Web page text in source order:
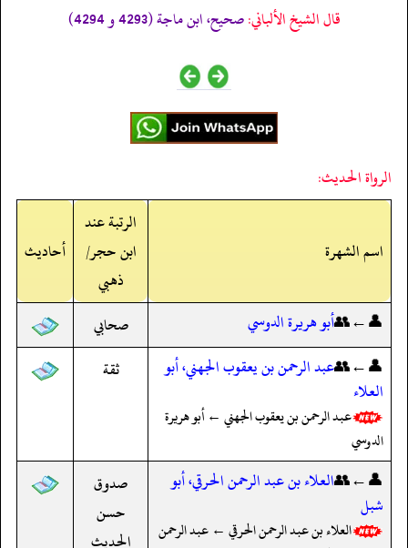
قال الشيخ الألباني:صحيح، ابن ماجة (4293 و 4294)
الرواة الحديث:
اسم الشهرة
الرتبة عند
ابن حجر/
ذهبي
أحاديث
👤←👥أبو هريرة الدوسي
صحابي
👤←👥عبد الرحمن بن يعقوب الجهني، أبو
العلاء
عبد الرحمن بن يعقوب الجهني ← أبو هريرة
الدوسي
ثقة
👤←👥العلاء بن عبد الرحمن الحرقي، أبو
شبل
العلاء بن عبد الرحمن الحرقي ← عبد الرحمن
صدوق
حسن
الحديث